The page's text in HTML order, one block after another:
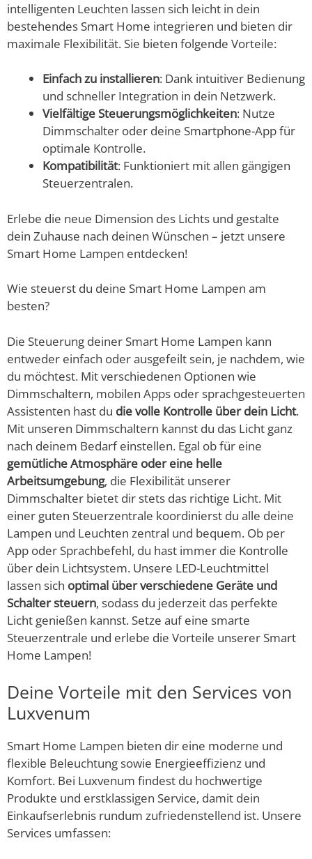
intelligenten Leuchten lassen sich leicht in dein
bestehendes Smart Home integrieren und bieten dir
maximale Flexibilität. Sie bieten folgende Vorteile:
Einfach zu installieren: Dank intuitiver Bedienung
und schneller Integration in dein Netzwerk.
Vielfältige Steuerungsmöglichkeiten: Nutze
Dimmschalter oder deine Smartphone-App für
optimale Kontrolle.
Kompatibilität: Funktioniert mit allen gängigen
Steuerzentralen.
Erlebe die neue Dimension des Lichts und gestalte
dein Zuhause nach deinen Wünschen – jetzt unsere
Smart Home Lampen entdecken!
Wie steuerst du deine Smart Home Lampen am
besten?
Die Steuerung deiner Smart Home Lampen kann
entweder einfach oder ausgefeilt sein, je nachdem, wie
du möchtest. Mit verschiedenen Optionen wie
Dimmschaltern, mobilen Apps oder sprachgesteuerten
Assistenten hast du die volle Kontrolle über dein Licht.
Mit unseren Dimmschaltern kannst du das Licht ganz
nach deinem Bedarf einstellen. Egal ob für eine
gemütliche Atmosphäre oder eine helle
Arbeitsumgebung, die Flexibilität unserer
Dimmschalter bietet dir stets das richtige Licht. Mit
einer guten Steuerzentrale koordinierst du alle deine
Lampen und Leuchten zentral und bequem. Ob per
App oder Sprachbefehl, du hast immer die Kontrolle
über dein Lichtsystem. Unsere LED-Leuchtmittel
lassen sich optimal über verschiedene Geräte und
Schalter steuern, sodass du jederzeit das perfekte
Licht genießen kannst. Setze auf eine smarte
Steuerzentrale und erlebe die Vorteile unserer Smart
Home Lampen!
Deine Vorteile mit den Services von
Luxvenum
Smart Home Lampen bieten dir eine moderne und
flexible Beleuchtung sowie Energieeffizienz und
Komfort. Bei Luxvenum findest du hochwertige
Produkte und erstklassigen Service, damit dein
Einkaufserlebnis rundum zufriedenstellend ist. Unsere
Services umfassen: